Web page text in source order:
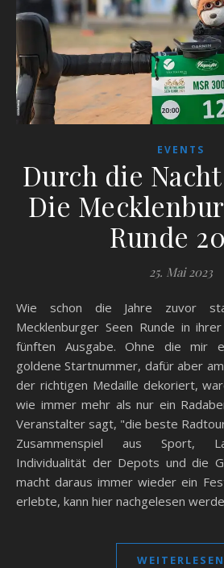
EVENTS
Durch die
Die
Runde
25. Mai 2023
Wie schon die Jahre zuvor startete ich bei der
Mecklenburger Seen Runde in
fünften Ausgabe. Ohne die mir
goldene Startnummer, dafür aber
der richtigen Medaille dekoriert,
wie immer mehr als nur ein
Veranstalter sagt, "die beste
Zusammenspiel aus Sport,
Individualität der Depots und die
macht daraus immer wieder ein
erlebte, kann hier nachgelesen
WEITERLESEN